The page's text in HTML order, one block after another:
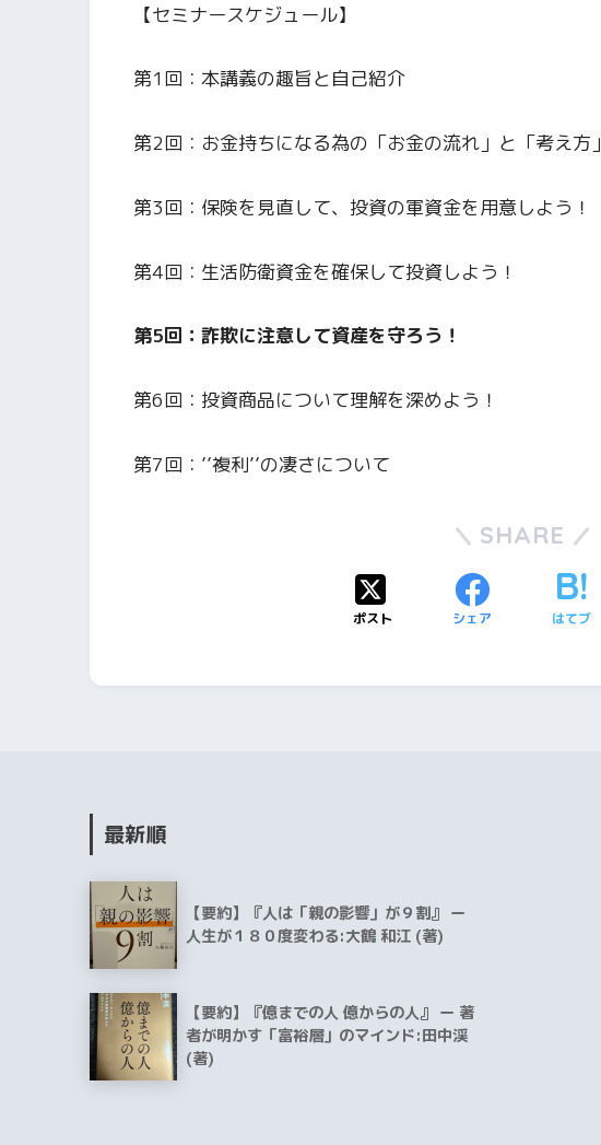
【セミナースケジュール】
第1回：本講義の趣旨と自己紹介
第2回：お金持ちになる為の「お金の流れ」と「考え方」
第3回：保険を見直して、投資の軍資金を用意しよう！
第4回：生活防衛資金を確保して投資しよう！
第5回：詐欺に注意して資産を守ろう！
第6回：投資商品について理解を深めよう！
第7回：’’複利’’の凄さについて
SHARE
ポスト シェア はてブ
最新順
【要約】『人は「親の影響」が９割』 ー
人生が１８０度変わる:大鶴 和江 (著)
【要約】『億までの人 億からの人』 ー 著
者が明かす「富裕層」のマインド:田中渓
(著)